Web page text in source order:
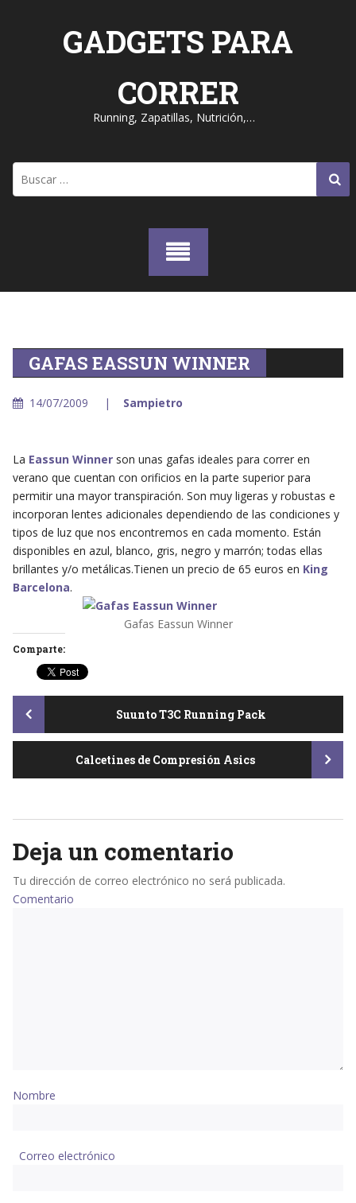
GADGETS PARA
CORRER
Running, Zapatillas, Nutrición,…
GAFAS EASSUN WINNER
14/07/2009 Sampietro
La Eassun Winnerson unas gafas ideales para correr en
verano que cuentan con orificios en la parte superior para
permitir una mayor transpiración. Son muy ligeras y robustas e
incorporan lentes adicionales dependiendo de las condiciones y
tipos de luz que nos encontremos en cada momento. Están
disponibles en azul, blanco, gris, negro y marrón; todas ellas
brillantes y/o metálicas.Tienen un precio de 65 euros en King
Barcelona.
Gafas Eassun Winner
Comparte:
Post
navigation
Suunto T3C Running Pack
Calcetines de Compresión Asics
Deja un comentario
Tu dirección de correo electrónico no será publicada.
Comentario
Nombre
Correo electrónico